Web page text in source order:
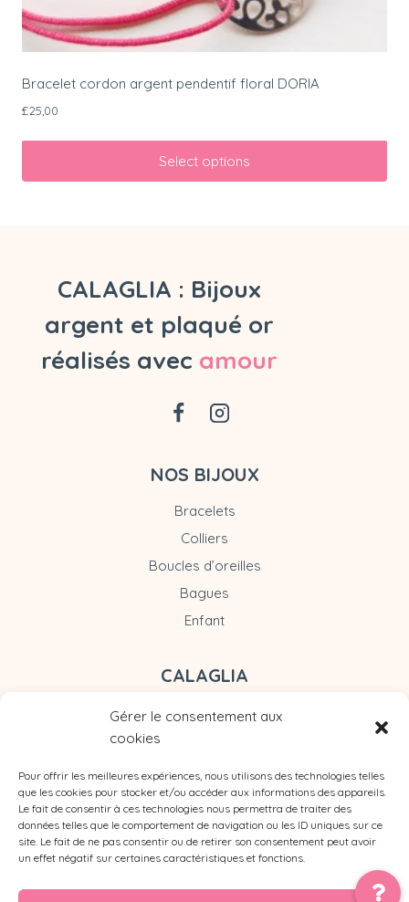
Gérer le consentement aux
cookies
Pour offrir les meilleures expériences, nous utilisons des technologies telles
que les cookies pour stocker et/ou accéder aux informations des appareils.
Le fait de consentir à ces technologies nous permettra de traiter des
données telles que le comportement de navigation ou les ID uniques sur ce
site. Le fait de ne pas consentir ou de retirer son consentement peut avoir
un effet négatif sur certaines caractéristiques et fonctions.
Bracelet cordon argent pendentif floral DORIA
£25,00
Select options
CALAGLIA : Bijoux
argent et plaqué or
réalisés avec amour
NOS BIJOUX
Bracelets
Colliers
Boucles d’oreilles
Bagues
Enfant
CALAGLIA